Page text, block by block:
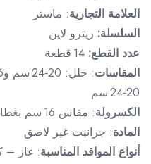
العلامة التجارية: ماستر
السلسلة: ريترو لاين
عدد القطع:
المقاسات
20‑24 سم
الكسرولة: مقاس 16 سم بغطاء
المادة: جرانيت غير لاصق
أنواع المواقد المناسبة: غاز –